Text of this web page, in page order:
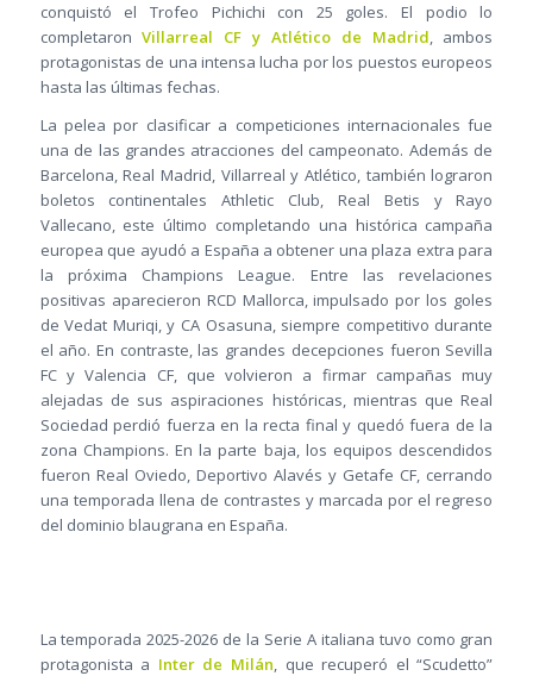
conquistó el Trofeo Pichichi con 25 goles. El podio lo
completaron Villarreal CF y Atlético de Madrid, ambos
protagonistas de una intensa lucha por los puestos europeos
hasta las últimas fechas.
La pelea por clasificar a competiciones internacionales fue
una de las grandes atracciones del campeonato. Además de
Barcelona, Real Madrid, Villarreal y Atlético, también lograron
boletos continentales Athletic Club, Real Betis y Rayo
Vallecano, este último completando una histórica campaña
europea que ayudó a España a obtener una plaza extra para
la próxima Champions League. Entre las revelaciones
positivas aparecieron RCD Mallorca, impulsado por los goles
de Vedat Muriqi, y CA Osasuna, siempre competitivo durante
el año. En contraste, las grandes decepciones fueron Sevilla
FC y Valencia CF, que volvieron a firmar campañas muy
alejadas de sus aspiraciones históricas, mientras que Real
Sociedad perdió fuerza en la recta final y quedó fuera de la
zona Champions. En la parte baja, los equipos descendidos
fueron Real Oviedo, Deportivo Alavés y Getafe CF, cerrando
una temporada llena de contrastes y marcada por el regreso
del dominio blaugrana en España.
La temporada 2025-2026 de la Serie A italiana tuvo como gran
protagonista a Inter de Milán , que recuperó el “Scudetto”